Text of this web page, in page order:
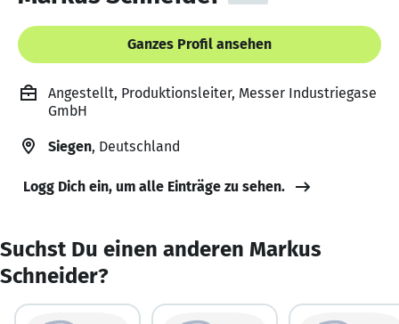
Ganzes Profil ansehen
Angestellt, Produktionsleiter, Messer Industriegase
GmbH
Siegen, Deutschland
Logg Dich ein, um alle Einträge zu sehen.
Suchst Du einen anderen Markus
Schneider?